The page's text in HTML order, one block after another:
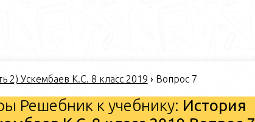
2) Ускембаев К.С. 8 класс 2019 › Вопрос 7
Решебник к учебнику: История